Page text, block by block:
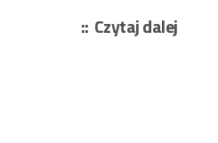
Czytaj dalej